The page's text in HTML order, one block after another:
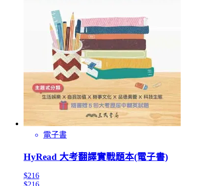
電子書
HyRead 大考翻譯實戰題本(電子書)
$216